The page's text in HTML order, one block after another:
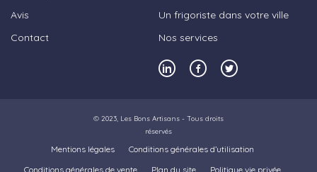
Avis
Contact
Un frigoriste dans votre ville
Nos services
© 2023, Les Bons Artisans - Tous droits
réservés
Mentions légales
Conditions générales d’utilisation
Conditions générales de vente
Plan du site Politique vie privée